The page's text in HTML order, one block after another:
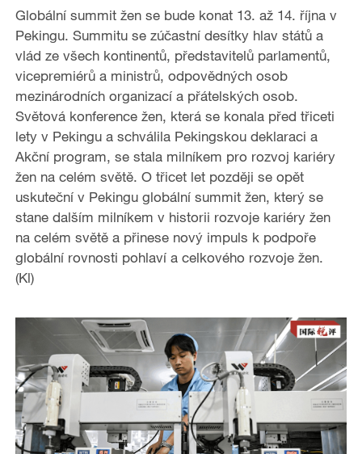
Globální summit žen se bude konat 13. až 14. října v
Pekingu. Summitu se zúčastní desítky hlav států a
vlád ze všech kontinentů, představitelů parlamentů,
vicepremiérů a ministrů, odpovědných osob
mezinárodních organizací a přátelských osob.
Světová konference žen, která se konala před třiceti
lety v Pekingu a schválila Pekingskou deklaraci a
Akční program, se stala milníkem pro rozvoj kariéry
žen na celém světě. O třicet let později se opět
uskuteční v Pekingu globální summit žen, který se
stane dalším milníkem v historii rozvoje kariéry žen
na celém světě a přinese nový impuls k podpoře
globální rovnosti pohlaví a celkového rozvoje žen.
(Kl)